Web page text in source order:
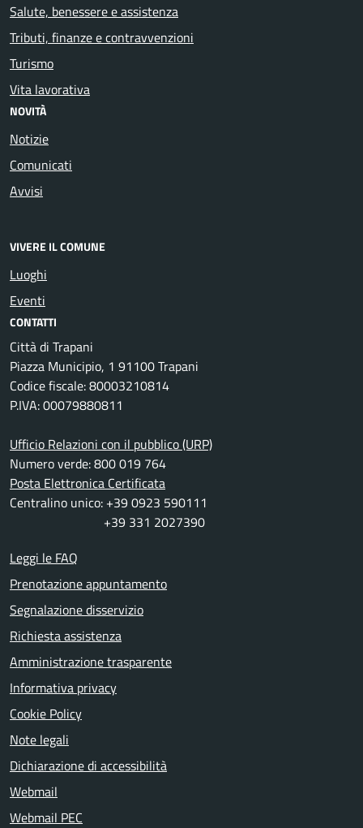
Salute, benessere e assistenza
Tributi, finanze e contravvenzioni
Turismo
Vita lavorativa
NOVITÀ
Notizie
Comunicati
Avvisi
VIVERE IL COMUNE
Luoghi
Eventi
CONTATTI
Città di Trapani
Piazza Municipio, 1 91100 Trapani
Codice fiscale: 80003210814
P.IVA: 00079880811
Ufficio Relazioni con il pubblico (URP)
Numero verde: 800 019 764
Posta Elettronica Certificata
Centralino unico: +39 0923 590111
+39 331 2027390
Leggi le FAQ
Prenotazione appuntamento
Segnalazione disservizio
Richiesta assistenza
Amministrazione trasparente
Informativa privacy
Cookie Policy
Note legali
Dichiarazione di accessibilità
Webmail
Webmail PEC